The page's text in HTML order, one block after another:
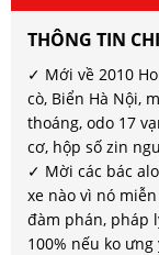
THÔNG TIN
✓ Mới về 2010
cò, Biển Hà Nội,
thoáng, odo 17
cơ, hộp số zin
✓ Mời các bác
xe nào vì nó
đàm phán, pháp
100% nếu ko